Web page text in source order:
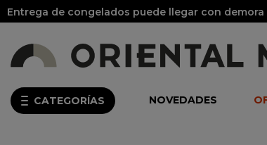
Entrega de congelados puede llegar con
CATEGORÍAS NOVEDADES